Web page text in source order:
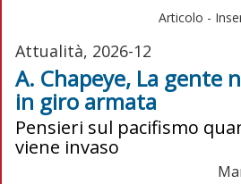
Articolo -
Attualità, 2026-12
A. Chapeye, La gente
in giro armata
Pensieri sul pacifismo
viene invaso